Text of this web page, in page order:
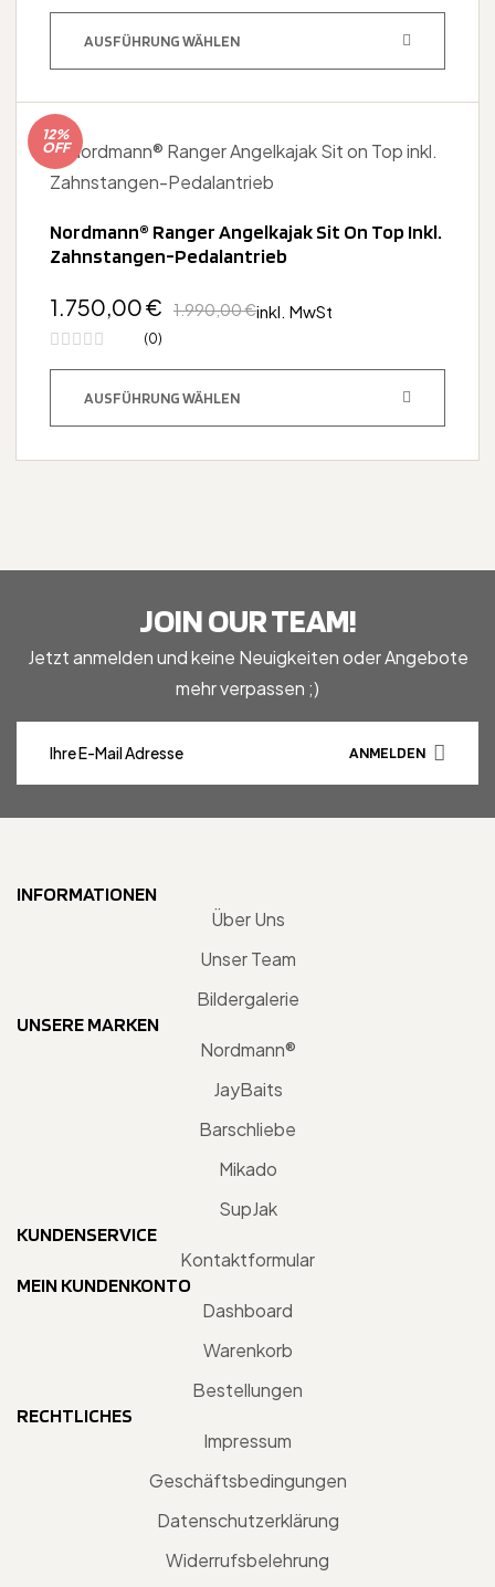
AUSFÜHRUNG WÄHLEN
12%
OFF
Nordmann® Ranger Angelkajak Sit On Top Inkl.
Zahnstangen-Pedalantrieb
1.990,00€
1.750,00€ inkl. MwSt
(0)
AUSFÜHRUNG WÄHLEN
JOIN OUR TEAM!
Jetzt anmelden und keine Neuigkeiten oder Angebote
mehr verpassen ;)
ANMELDEN
INFORMATIONEN
Über Uns
Unser Team
Bildergalerie
UNSERE MARKEN
Nordmann®
JayBaits
Barschliebe
Mikado
SupJak
KUNDENSERVICE
Kontaktformular
MEIN KUNDENKONTO
Dashboard
Warenkorb
Bestellungen
RECHTLICHES
Impressum
Geschäftsbedingungen
Datenschutzerklärung
Widerrufsbelehrung